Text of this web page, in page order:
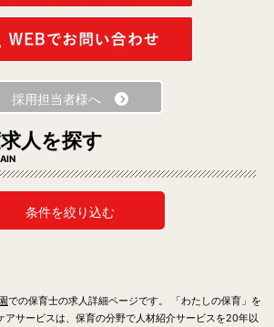
採用担当者様へ
人を探す
条件を絞り込む
での保育士の求人詳細ページです。 「わたしの保育」を
アサービスは、保育の分野で人材紹介サービスを20年以